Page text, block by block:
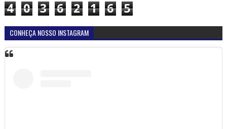
4 0 3 6 2 1 6 5
CONHEÇA NOSSO INSTAGRAM